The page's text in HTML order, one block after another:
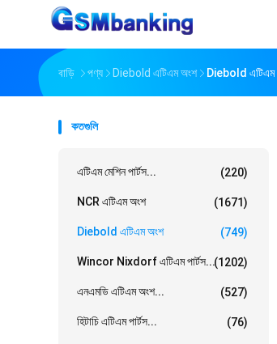
বাড়ি পণ্য Diebold এটিএম অংশ Diebold এটিএম
কতগুলি
এটিএম মেশিন পার্টস... (220)
NCR এটিএম অংশ (1671)
Diebold এটিএম অংশ (749)
Wincor Nixdorf এটিএম পার্টস...(1202)
এনএমডি এটিএম অংশ... (527)
হিটাচি এটিএম পার্টস... (76)